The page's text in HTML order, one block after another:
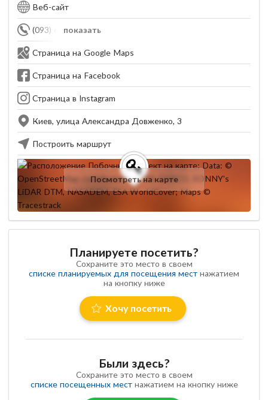
Веб-сайт
показать
(093) 653-60-57
Страница на Google Maps
Страница на Facebook
Страница в Instagram
Киев, улица Александра Довженко, 3
Построить маршрут
Посмотреть на карте
Планируете посетить?
Сохраните это место в своем
списке планируемых для посещения мест нажатием
на кнопку ниже
Хочу посетить
Были здесь?
Сохраните это место в своем
списке посещенных местнажатием на кнопку ниже